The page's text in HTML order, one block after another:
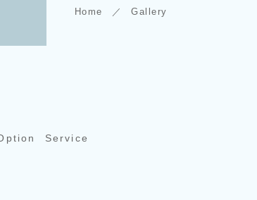
Home Gallery
Service